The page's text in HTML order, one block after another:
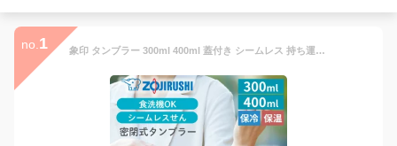
no. 1 象印 タンブラー 300ml 400ml 蓋付き シームレス 持ち運び こぼれない 密閉 食洗機対応 保温 保冷 おしゃれ かわいい 広口 洗いやすい ブルー ピンク ベージュ カーキ くすみ 水筒 ステンレスキャリータンブラー 300 400 SX-JS30 SX-JS40